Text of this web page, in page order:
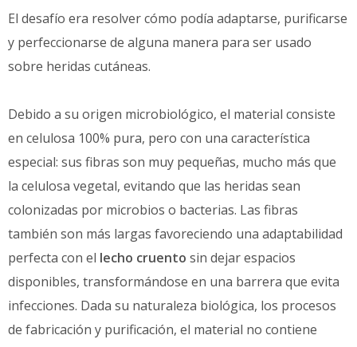
El desafío era resolver cómo podía adaptarse, purificarse
y perfeccionarse de alguna manera para ser usado
sobre heridas cutáneas.
Debido a su origen microbiológico, el material consiste
en celulosa 100% pura, pero con una característica
especial: sus fibras son muy pequeñas, mucho más que
la celulosa vegetal, evitando que las heridas sean
colonizadas por microbios o bacterias. Las fibras
también son más largas favoreciendo una adaptabilidad
perfecta con el lecho cruento sin dejar espacios
disponibles, transformándose en una barrera que evita
infecciones. Dada su naturaleza biológica, los procesos
de fabricación y purificación, el material no contiene